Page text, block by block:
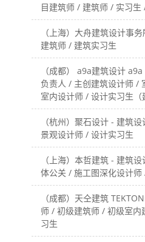
目建筑师 / 建筑师 / 实习生
（上海）大舟建筑设计事
建筑师 / 建筑实习生
（成都） a9a建筑设计
负责人 / 主创建筑设计师 /
室内设计师 / 设计实习生（
（杭州）聚石设计 - 建筑
景观设计师 / 设计实习生
（上海）本哲建筑 - 建筑
体公关 / 施工图深化设计师
（成都）天仝建筑
师 / 初级建筑师 / 初级室
习生